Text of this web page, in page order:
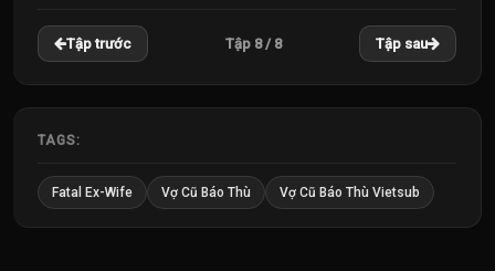
Tập trước Tập 8 / 8 Tập sau
TAGS:
Fatal Ex-Wife Vợ Cũ Báo Thù Vợ Cũ Báo Thù Vietsub